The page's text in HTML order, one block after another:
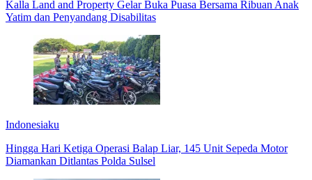
Kalla Land and Property Gelar Buka Puasa Bersama Ribuan Anak
Yatim dan Penyandang Disabilitas
Indonesiaku
Hingga Hari Ketiga Operasi Balap Liar, 145 Unit Sepeda Motor
Diamankan Ditlantas Polda Sulsel